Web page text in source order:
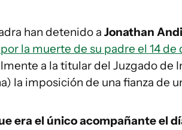
han detenido a Jonathan
la muerte de su padre el 14
a la titular del Juzgado de
la imposición de una fianza de
era el único acompañante el